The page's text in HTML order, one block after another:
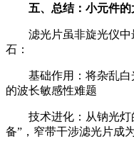
五、总结：小元件的
滤光片虽非旋光仪
石：
基础作用：将杂乱
的波长敏感性难题
技术进化：从钠光
备”，窄带干涉滤光片成